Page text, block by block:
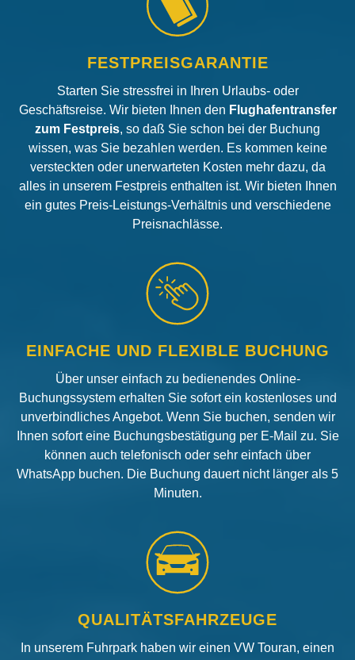
FESTPREISGARANTIE
Starten Sie stressfrei in Ihren Urlaubs- oder
Geschäftsreise. Wir bieten Ihnen den Flughafentransfer
zum Festpreis, so daß Sie schon bei der Buchung
wissen, was Sie bezahlen werden. Es kommen keine
versteckten oder unerwarteten Kosten mehr dazu, da
alles in unserem Festpreis enthalten ist. Wir bieten Ihnen
ein gutes Preis-Leistungs-Verhältnis und verschiedene
Preisnachlässe.
EINFACHE UND FLEXIBLE BUCHUNG
Über unser einfach zu bedienendes Online-
Buchungssystem erhalten Sie sofort ein kostenloses und
unverbindliches Angebot. Wenn Sie buchen, senden wir
Ihnen sofort eine Buchungsbestätigung per E-Mail zu. Sie
können auch telefonisch oder sehr einfach über
WhatsApp buchen. Die Buchung dauert nicht länger als 5
Minuten.
QUALITÄTSFAHRZEUGE
In unserem Fuhrpark haben wir einen VW Touran, einen